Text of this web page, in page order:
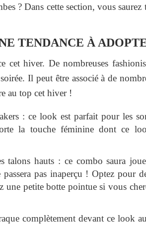
? Dans cette section, vous
TENDANCE À
cet hiver. De nombreuses
Il peut être associé à de
au top cet hiver !
: ce look est parfait pour les
la touche féminine dont ce
talons hauts : ce combo saura
pas inaperçu ! Optez pour
une petite botte pointue si vous
complètement devant ce look